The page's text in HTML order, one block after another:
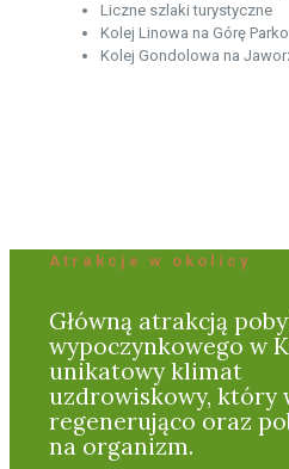
Liczne szlaki turystyczne
Kolej Linowa na Górę
Kolej Gondolowa na
Atrakcje w okolicy
Główną atrakcją
wypoczynkowego w
unikatowy klimat
uzdrowiskowy, który
regenerująco oraz
na organizm.